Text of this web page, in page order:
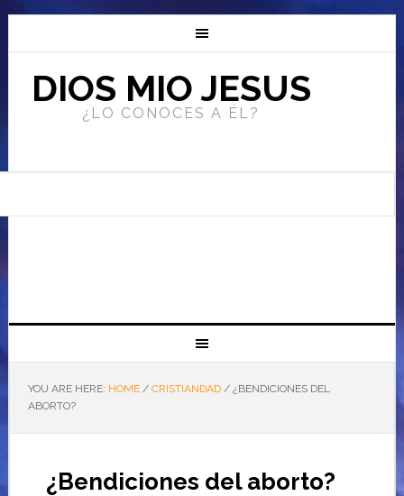
DIOS MIO JESUS
¿LO CONOCES A ÉL?
YOU ARE HERE: HOME / CRISTIANDAD /¿BENDICIONES DEL
ABORTO?
¿Bendiciones del aborto?